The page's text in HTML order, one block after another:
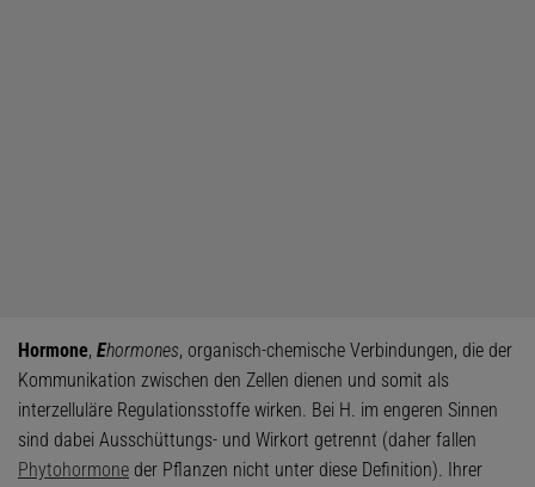
Hormone, Ehormones, organisch-chemische Verbindungen, die der
Kommunikation zwischen den Zellen dienen und somit als
interzelluläre Regulationsstoffe wirken. Bei H. im engeren Sinnen
sind dabei Ausschüttungs- und Wirkort getrennt (daher fallen
Phytohormone der Pflanzen nicht unter diese Definition). Ihrer